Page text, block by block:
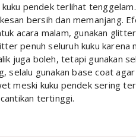
pendek terlihat
bersih dan memanjang.
acara malam, gunakan
penuh seluruh kuku karena
juga boleh, tetapi gunakan
selalu gunakan base coat
meski kuku pendek sering
tertinggi.